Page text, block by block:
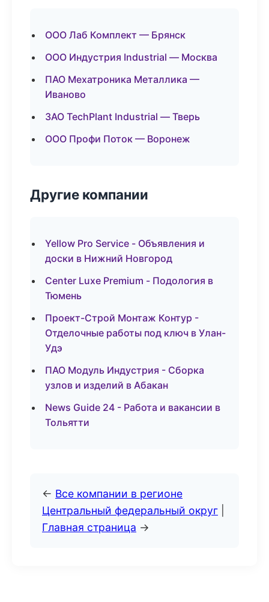
ООО Лаб Комплект — Брянск
ООО Индустрия Industrial — Москва
ПАО Мехатроника Металлика —
Иваново
ЗАО TechPlant Industrial — Тверь
ООО Профи Поток — Воронеж
Другие компании
Yellow Pro Service - Объявления и
доски в Нижний Новгород
Center Luxe Premium - Подология в
Тюмень
Проект-Строй Монтаж Контур -
Отделочные работы под ключ в Улан-
Удэ
ПАО Модуль Индустрия - Сборка
узлов и изделий в Абакан
News Guide 24 - Работа и вакансии в
Тольятти
← Все компании в регионе
Центральный федеральный округ
Главная страница →